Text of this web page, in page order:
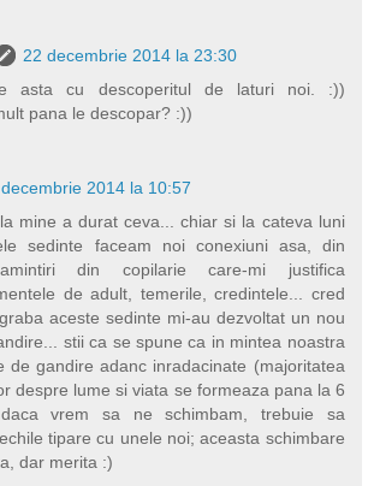
22 decembrie 2014 la 23:30
asta cu descoperitul de laturi noi. :))
pana le descopar? :))
2014 la 10:57
mine a durat ceva... chiar si la cateva luni
sedinte faceam noi conexiuni asa, din
din copilarie care-mi justifica
de adult, temerile, credintele... cred
aceste sedinte mi-au dezvoltat un nou
stii ca se spune ca in mintea noastra
de gandire adanc inradacinate (majoritatea
despre lume si viata se formeaza pana la 6
vrem sa ne schimbam, trebuie sa
tipare cu unele noi; aceasta schimbare
dar merita :)